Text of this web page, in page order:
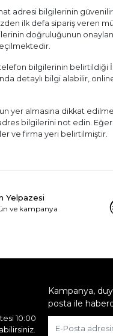
adresi bilgilerinin
ilk defa sipariş veren
doğruluğunun
bilgilerinin
detaylı bilgi alabilir,
yer almasına dikkat
bilgilerini not edin.
ve firma yeri belirtilmiştir.
Yelpazesi
ve kampanya
10:00
Kampanya,
posta ile